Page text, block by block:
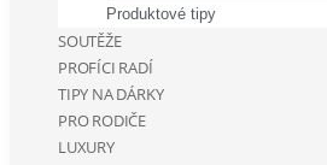
Produktové tipy
SOUTĚŽE
PROFÍCI RADÍ
TIPY NA DÁRKY
PRO RODIČE
LUXURY